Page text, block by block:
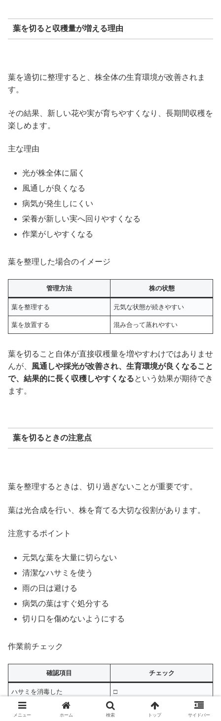
葉を切ると収穫量が増える理由
葉を適切に整理すると、株全体の生育環境が改善されま
す。
その結果、新しい花や実が育ちやすくなり、長期間収穫を
楽しめます。
主な理由
光が株全体に届く
風通しが良くなる
病気が発生しにくい
栄養が新しい実へ回りやすくなる
作業がしやすくなる
葉を整理した場合のイメージ
管理方法 株の状態
葉を整理する 元気な状態が続きやすい
葉を放置する 混み合って蒸れやすい
葉を切ること自体が直接収穫量を増やすわけではありませ
んが、 風通しや採光が改善され、生育環境が良くなること
で、結果的に長く収穫しやすくなるという効果が期待でき
ます。
葉を切るときの注意点
葉を整理するときは、切り過ぎないことが重要です。
葉は光合成を行い、株を育てる大切な役割があります。
注意するポイント
元気な葉を大量に切らない
清潔なハサミを使う
雨の日は避ける
病気の葉はすぐ処分する
切り口を傷めないようにする
作業前チェック
確認項目 チェック
ハサミを消毒した □
黄色い葉だけ選んだ □
メニュー ホーム 検索 トップ サイドバー